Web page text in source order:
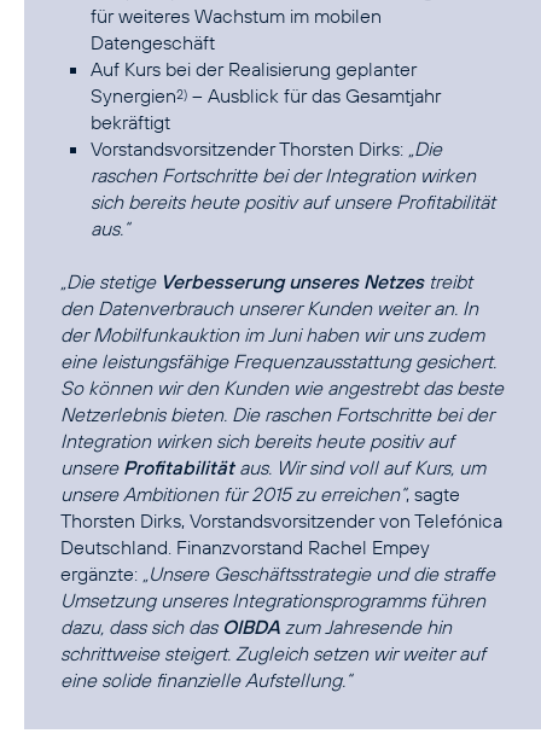
für weiteres Wachstum im mobilen
Datengeschäft
Auf Kurs bei der Realisierung geplanter
Synergien2) – Ausblick für das Gesamtjahr
bekräftigt
Vorstandsvorsitzender Thorsten Dirks: „Die
raschen Fortschritte bei der Integration wirken
sich bereits heute positiv auf unsere Profitabilität
aus.“
„Die stetige Verbesserung unseres Netzestreibt
den Datenverbrauch unserer Kunden weiter an. In
der Mobilfunkauktion im Juni haben wir uns zudem
eine leistungsfähige Frequenzausstattung gesichert.
So können wir den Kunden wie angestrebt das beste
Netzerlebnis bieten. Die raschen Fortschritte bei der
Integration wirken sich bereits heute positiv auf
unsere Profitabilitätaus. Wir sind voll auf Kurs, um
unsere Ambitionen für 2015 zu erreichen“, sagte
Thorsten Dirks, Vorstandsvorsitzender von Telefónica
Deutschland. Finanzvorstand Rachel Empey
ergänzte: „Unsere Geschäftsstrategie und die straffe
Umsetzung unseres Integrationsprogramms führen
dazu, dass sich das OIBDA zum Jahresende hin
schrittweise steigert. Zugleich setzen wir weiter auf
eine solide finanzielle Aufstellung.“